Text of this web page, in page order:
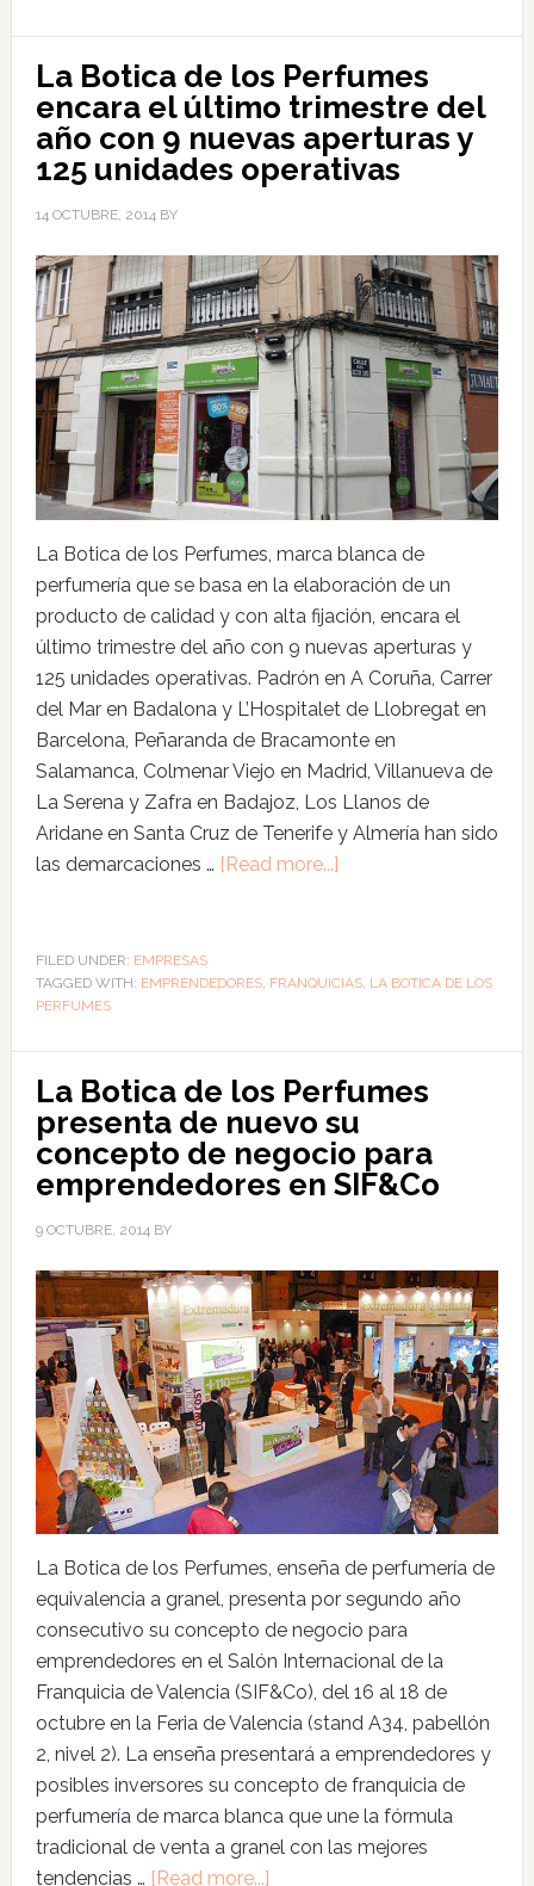
La Botica de los Perfumes
encara el último trimestre del
año con 9 nuevas aperturas y
125 unidades operativas
14 OCTUBRE, 2014 BY
La Botica de los Perfumes, marca blanca de
perfumería que se basa en la elaboración de un
producto de calidad y con alta fijación, encara el
último trimestre del año con 9 nuevas aperturas y
125 unidades operativas. Padrón en A Coruña, Carrer
del Mar en Badalona y L’Hospitalet de Llobregat en
Barcelona, Peñaranda de Bracamonte en
Salamanca, Colmenar Viejo en Madrid, Villanueva de
La Serena y Zafra en Badajoz, Los Llanos de
Aridane en Santa Cruz de Tenerife y Almería han sido
las demarcaciones … [Read more...]
FILED UNDER: EMPRESAS
TAGGED WITH: EMPRENDEDORES, FRANQUICIAS, LA BOTICA DE LOS
PERFUMES
La Botica de los Perfumes
presenta de nuevo su
concepto de negocio para
emprendedores en SIF&Co
9 OCTUBRE, 2014 BY
La Botica de los Perfumes, enseña de perfumería de
equivalencia a granel, presenta por segundo año
consecutivo su concepto de negocio para
emprendedores en el Salón Internacional de la
Franquicia de Valencia (SIF&Co), del 16 al 18 de
octubre en la Feria de Valencia (stand A34, pabellón
2, nivel 2). La enseña presentará a emprendedores y
posibles inversores su concepto de franquicia de
perfumería de marca blanca que une la fórmula
tradicional de venta a granel con las mejores
tendencias … [Read more...]